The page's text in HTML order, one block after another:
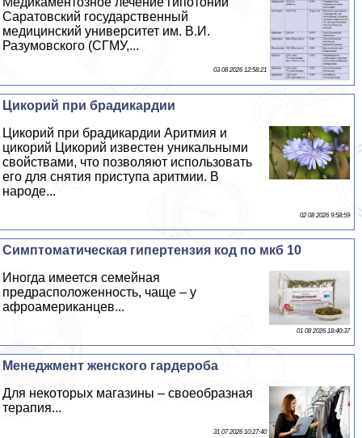
Саратовский государственный
медицинский университет им. В.И.
Разумовского (СГМУ,...
03 08 2026 12:58:21
Цикорий при брадикардии
Цикорий при брадикардии Аритмия и
цикорий Цикорий известен уникальными
свойствами, что позволяют использовать
его для снятия приступа аритмии. В
народе...
02 08 2026 9:58:59
Симптоматическая гипертензия код по мкб 10
Иногда имеется семейная
предрасположенность, чаще – у
афроамериканцев...
01 08 2026 18:40:37
Менеджмент женского гардероба
Для некоторых магазины – своеобразная
терапия...
31 07 2026 10:27:40